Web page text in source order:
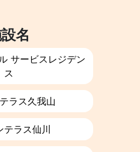
名
サービスレジデン
ス
ラス久我山
テラス仙川